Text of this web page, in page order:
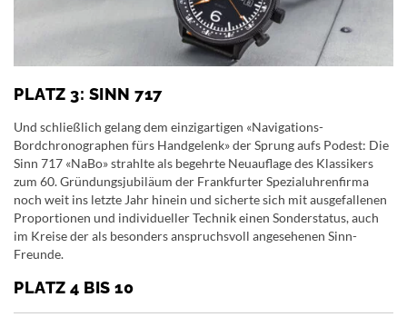
PLATZ 3: SINN 717
Und schließlich gelang dem einzigartigen «Navigations-
Bordchronographen fürs Handgelenk» der Sprung aufs Podest: Die
Sinn 717 «NaBo» strahlte als begehrte Neuauflage des Klassikers
zum 60. Gründungsjubiläum der Frankfurter Spezialuhrenfirma
noch weit ins letzte Jahr hinein und sicherte sich mit ausgefallenen
Proportionen und individueller Technik einen Sonderstatus, auch
im Kreise der als besonders anspruchsvoll angesehenen Sinn-
Freunde.
PLATZ 4 BIS 10